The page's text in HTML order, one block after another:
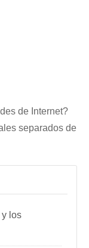
de Internet?
separados de
los